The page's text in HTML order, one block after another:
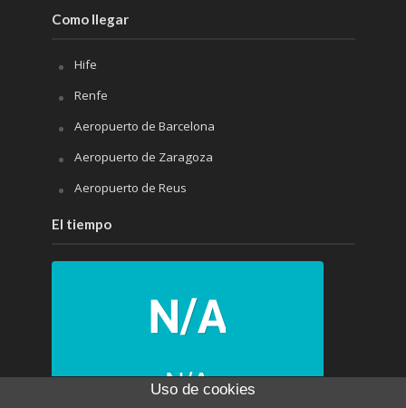
Como llegar
Hife
Renfe
Aeropuerto de Barcelona
Aeropuerto de Zaragoza
Aeropuerto de Reus
El tiempo
N/A
Uso de cookies